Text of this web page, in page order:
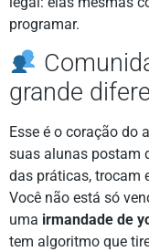
programar.
grande
Esse é o coração do
suas alunas postam
das práticas, trocam
Você não está só
uma irmandade de
tem algoritmo que